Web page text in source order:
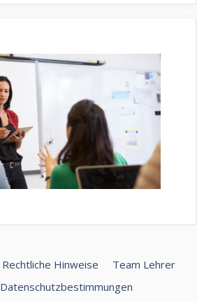
Rechtliche Hinweise
Team Lehrer
Datenschutzbestimmungen